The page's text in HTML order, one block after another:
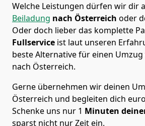
Welche Leistungen dürfen wir dir
Beiladung nach Österreich oder
Oder doch lieber das komplette
Fullservice ist laut unseren
beste Alternative für einen Umzug
nach Österreich.
Gerne übernehmen wir deinen
Österreich und begleiten dich
Schenke uns nur 1 Minuten
sparst nicht nur Zeit ein.